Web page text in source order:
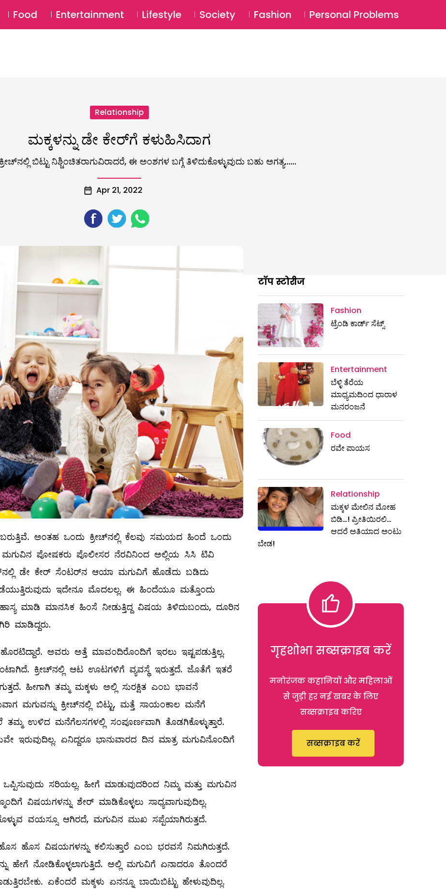
SUBSCRIBE Login ⚲
Food Entertainment Lifestyle Society Fashion Personal Problems
Relationship
ಮಕ್ಕಳನ್ನು ಡೇ ಕೇರ್‌ಗೆ ಕಳುಹಿಸಿದಾಗ
ಬಿಟ್ಟು ನಿಶ್ಚಿಂಚಿತರಾಗುವಿರಾದರೆ, ಈ ಅಂಶಗಳ ಬಗ್ಗೆ ತಿಳಿದುಕೊಳ್ಳುವುದು ಬಹು ಅಗತ್ಯ......
Apr 21, 2022
ಅಂತಹ ಒಂದು ಕ್ರೀಚ್‌ನಲ್ಲಿ ಕೆಲವು ಸಮಯದ ಹಿಂದೆ ಒಂದು
ಪೋಷಕರು ಪೊಲೀಸರ ನೆರವಿನಿಂದ ಅಲ್ಲಿಯ ಸಿಸಿ ಟಿವಿ
ಡೇ ಕೇರ್‌ ಸೆಂಟರ್‌ನ ಆಯಾ ಮಗುವಿಗೆ ಹೊಡೆದು ಬಡಿದು
ಇದೇನೂ ಮೊದಲಲ್ಲ. ಈ ಹಿಂದೆಯೂ ಮತ್ತೊಂದು
ಮಾಡಿ ಮಾನಸಿಕ ಹಿಂಸೆ ನೀಡುತ್ತಿದ್ದ ವಿಷಯ ತಿಳಿದುಬಂದು, ದೂರಿನ
ಮಾಡಿದ್ದರು.
ಅವರು ಅತ್ತೆ ಮಾವಂದಿರೊಂದಿಗೆ ಇರಲು ಇಷ್ಟಪಡುತ್ತಿಲ್ಲ.
ಕ್ರೀಚ್‌ನಲ್ಲಿ ಆಟ ಊಟಗಳಿಗೆ ವ್ಯವಸ್ಥೆ ಇರುತ್ತದೆ. ಜೊತೆಗೆ ಇತರೆ
ಹೀಗಾಗಿ ತಮ್ಮ ಮಕ್ಕಳು ಅಲ್ಲಿ ಸುರಕ್ಷಿತ ಎಂಬ ಭಾವನೆ
ಮಗುವನ್ನು ಕ್ರೀಚ್‌ನಲ್ಲಿ ಬಿಟ್ಟು, ಮತ್ತೆ ಸಾಯಂಕಾಲ ಮನೆಗೆ
ಉಳಿದ ಮನೆಗೆಲಸಗಳಲ್ಲಿ ಸಂಪೂರ್ಣವಾಗಿ ತೊಡಗಿಕೊಳ್ಳುತ್ತಾರೆ.
ಏನಿದ್ದರೂ ಭಾನುವಾರದ ದಿನ ಮಾತ್ರ ಮಗುವಿನೊಂದಿಗೆ
ಸರಿಯಲ್ಲ. ಹೀಗೆ ಮಾಡುವುದರಿಂದ ನಿಮ್ಮ ಮತ್ತು ಮಗುವಿನ
ವಿಷಯಗಳನ್ನು ಶೇರ್‌ ಮಾಡಿಕೊಳ್ಳಲು ಸಾಧ್ಯವಾಗುವುದಿಲ್ಲ.
ವಯಸ್ಸೂ ಆಗಿರದೆ, ಮಗುವಿನ ಮುಖ ಸಪ್ಪೆಯಾಗಿರುತ್ತದೆ.
ಹೊಸ ಹೊಸ ವಿಷಯಗಳನ್ನು ಕಲಿಸುತ್ತಾರೆ ಎಂಬ ಭರವಸೆ ನಿಮಗಿರುತ್ತದೆ.
ಹೇಗೆ ನೋಡಿಕೊಳ್ಳಲಾಗುತ್ತಿದೆ. ಅಲ್ಲಿ ಮಗುವಿಗೆ ಏನಾದರೂ ತೊಂದರೆ
ಏಕೆಂದರೆ ಮಕ್ಕಳು ಏನನ್ನೂ ಬಾಯಿಬಿಟ್ಟು ಹೇಳುವುದಿಲ್ಲ.
टॉप स्टोरीज
Fashion
ಟ್ರೆಂಡಿ ಕಾರ್ಡ್‌ ಸೆಟ್ಸ್
Entertainment
ಬೆಳ್ಳಿ ತೆರೆಯ
ಮಾಧ್ಯಮದಿಂದ ಧಾರಾಳ
ಮನರಂಜನೆ
Food
ರವೇ ಪಾಯಸ
Relationship
ಮಕ್ಕಳ ಮೇಲಿನ ಮೋಹ
ಬಿಡಿ…! ಪ್ರೀತಿಯಿರಲಿ…
ಆದರೆ ಅತಿಯಾದ ಅಂಟು
ಬೇಡ!
गृहशोभा सब्सक्राइब करें
मनोरंजक कहानियों और महिलाओं
से जुड़ी हर नई खबर के लिए
सब्सक्राइब करिए
सब्सक्राइब करें